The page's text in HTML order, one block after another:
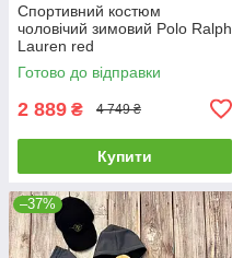
Спортивний костюм
чоловічий зимовий Polo Ralph
Lauren red
Готово до відправки
2 889 ₴ 4 749 ₴
Купити
–37%